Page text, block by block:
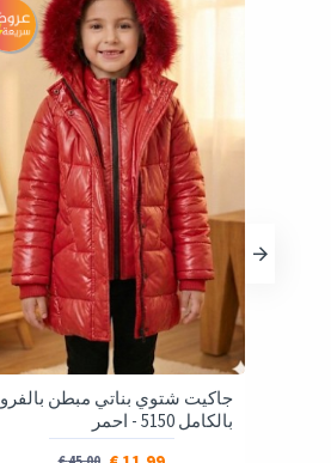
جاكيت شتوي بناتي مبطن بالفرو
بالكامل 5150 - احمر